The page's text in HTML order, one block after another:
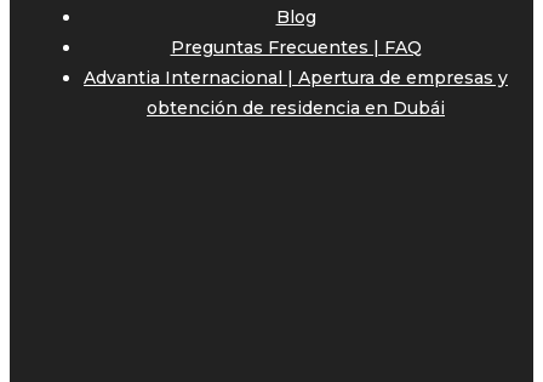
Blog
Preguntas Frecuentes | FAQ
Advantia Internacional | Apertura de empresas y
obtención de residencia en Dubái